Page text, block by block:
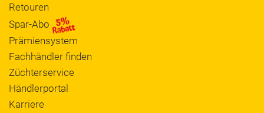
Retouren
Spar-Abo
Prämiensystem
Fachhändler finden
Züchterservice
Händlerportal
Karriere